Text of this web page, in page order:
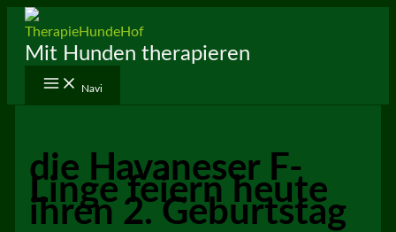
Zum
Inhalt
springen
Mit Hunden therapieren
Navi
die Havaneser F-
Linge feiern heute
ihren 2. Geburtstag